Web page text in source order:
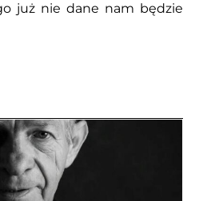
już nie dane nam będzie